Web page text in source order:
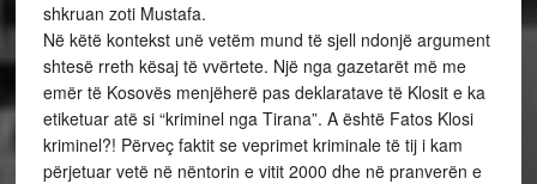
shkruan zoti Mustafa.
Në këtë kontekst unë vetëm mund të sjell ndonjë argument
shtesë rreth kësaj të vvërtete. Një nga gazetarët më me
emër të Kosovës menjëherë pas deklaratave të Klosit e ka
etiketuar atë si “kriminel nga Tirana”. A është Fatos Klosi
kriminel?! Përveç faktit se veprimet kriminale të tij i kam
përjetuar vetë në nëntorin e vitit 2000 dhe në pranverën e